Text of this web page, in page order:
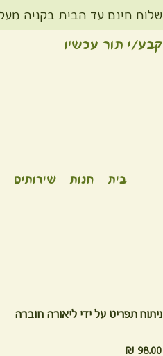
קבע/י תור עכשיו
בית חנות שירותים
ניתוח תפריט על ידי ליאורה חוברה